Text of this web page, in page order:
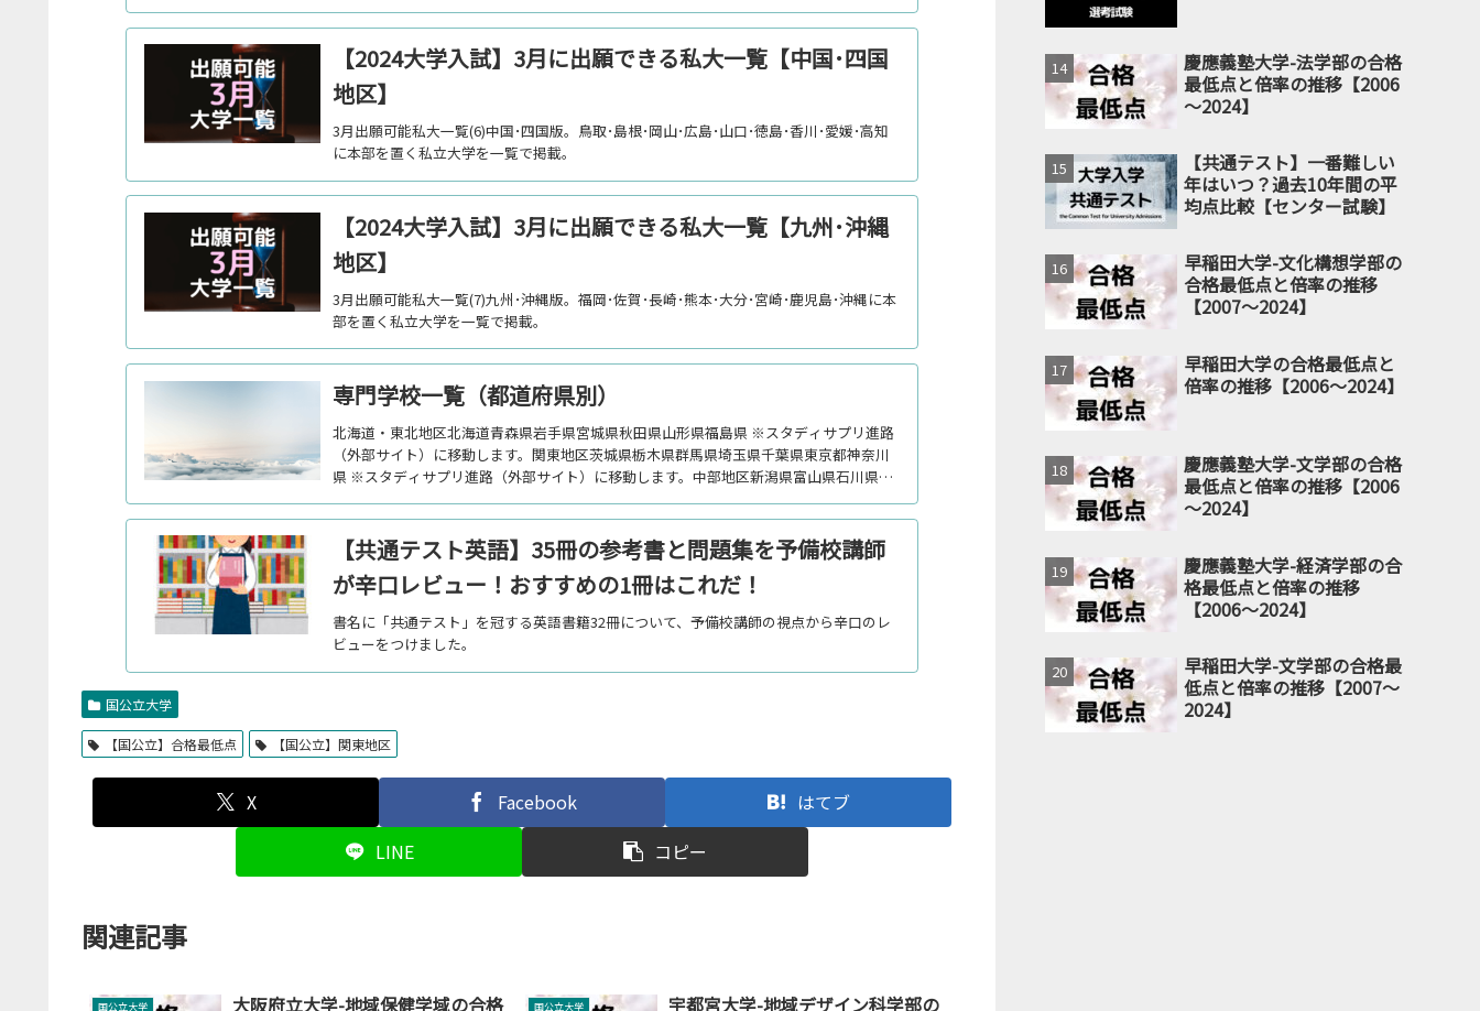
【2024大学入試】3月に出願できる私大一覧【中国･四国
地区】
3月出願可能私大一覧(6)中国･四国版。鳥取･島根･岡山･広島･山口･徳島･香川･愛媛･高知
に本部を置く私立大学を一覧で掲載。
【2024大学入試】3月に出願できる私大一覧【九州･沖縄
地区】
3月出願可能私大一覧(7)九州･沖縄版。福岡･佐賀･長崎･熊本･大分･宮崎･鹿児島･沖縄に本
部を置く私立大学を一覧で掲載。
専門学校一覧（都道府県別）
北海道・東北地区北海道青森県岩手県宮城県秋田県山形県福島県 ※スタディサプリ進路
（外部サイト）に移動します。関東地区茨城県栃木県群馬県埼玉県千葉県東京都神奈川
県 ※スタディサプリ進路（外部サイト）に移動します。中部地区新潟県富山県石川県福
【共通テスト英語】35冊の参考書と問題集を予備校講師
が辛口レビュー！おすすめの1冊はこれだ！
書名に「共通テスト」を冠する英語書籍32冊について、予備校講師の視点から辛口のレ
ビューをつけました。
国公立大学
【国公立】合格最低点 【国公立】関東地区
X Facebook
はてブ
LINE
コピー
関連記事
国公立大学
大阪府立大学-地域保健学域の合格
国公立大学
宇都宮大学-地域デザイン科学部の
慶應義塾大学-法学部の合格
最低点と倍率の推移【2006
～2024】
【共通テスト】一番難しい
年はいつ？過去10年間の平
均点比較【センター試験】
早稲田大学-文化構想学部の
合格最低点と倍率の推移
【2007～2024】
早稲田大学の合格最低点と
倍率の推移【2006～2024】
慶應義塾大学-文学部の合格
最低点と倍率の推移【2006
～2024】
慶應義塾大学-経済学部の合
格最低点と倍率の推移
【2006～2024】
早稲田大学-文学部の合格最
低点と倍率の推移【2007～
2024】